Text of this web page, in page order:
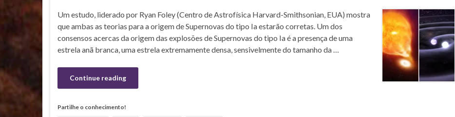
Um estudo, liderado por Ryan Foley (Centro de Astrofísica Harvard-Smithsonian, EUA) mostra
que ambas as teorias para a origem de Supernovas do tipo Ia estarão corretas. Um dos
consensos acercas da origem das explosões de Supernovas do tipo Ia é a presença de uma
estrela anã branca, uma estrela extremamente densa, sensivelmente do tamanho da …
Continue reading
Partilhe o conhecimento!